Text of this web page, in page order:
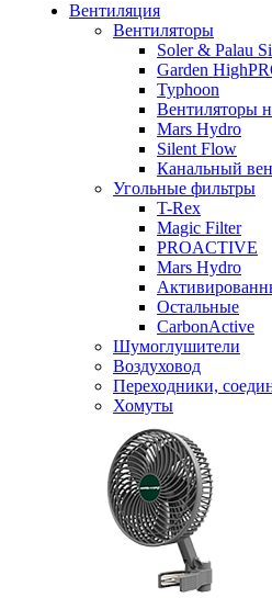
Вентиляция
Вентиляторы
Soler & Palau
Garden
Typhoon
Вентиляторы
Mars Hydro
Silent Flow
Канальный
Угольные фильтры
T-Rex
Magic Filter
PROACTIVE
Mars Hydro
Остальные
CarbonActive
Шумоглушители
Воздуховод
Переходники,
Хомуты